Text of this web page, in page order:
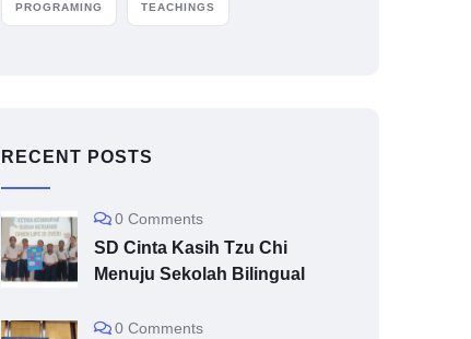
PROGRAMING TEACHINGS
RECENT POSTS
0 Comments
SD Cinta Kasih Tzu Chi
Menuju Sekolah Bilingual
0 Comments